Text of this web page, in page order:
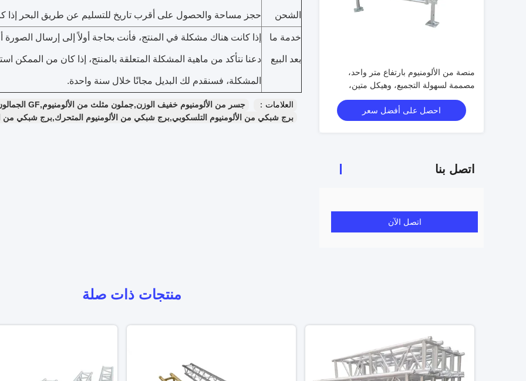
منصة من الألومنيوم بارتفاع متر واحد،
مصممة لسهولة التجميع، وهيكل متين،
وتطبيقات متعددة الاستخدامات للمناسبات.
احصل على أفضل سعر
اتصل بنا
اتصل الآن
الشحن حجز مساحة والحصول على أقرب تاريخ للتسليم عن طريق البحر إذا
خدمة ما
بعد البيع
إذا كانت هناك مشكلة في المنتج، فأنت بحاجة أولاً إلى إرسال الصورة أو
دعنا نتأكد من ماهية المشكلة المتعلقة بالمنتج، إذا كان من الممكن
المشكلة، فسنقدم لك البديل مجانًا خلال سنة واحدة.
العلامات：
جسر من الألومنيوم خفيف الوزن,جملون مثلث من الألومنيوم,GF الجمالون
برج شبكي من الألومنيوم التلسكوبي,برج شبكي من الألومنيوم المتحرك,برج شبكي من
منتجات ذات صلة